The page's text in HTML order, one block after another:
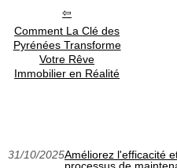
Comment La Clé des
Pyrénées Transforme
Votre Rêve
Immobilier en Réalité
31/10/2025Améliorez l'efficacité